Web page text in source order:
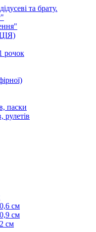
та брату.
рочок
паски
рулетів
см
см
см